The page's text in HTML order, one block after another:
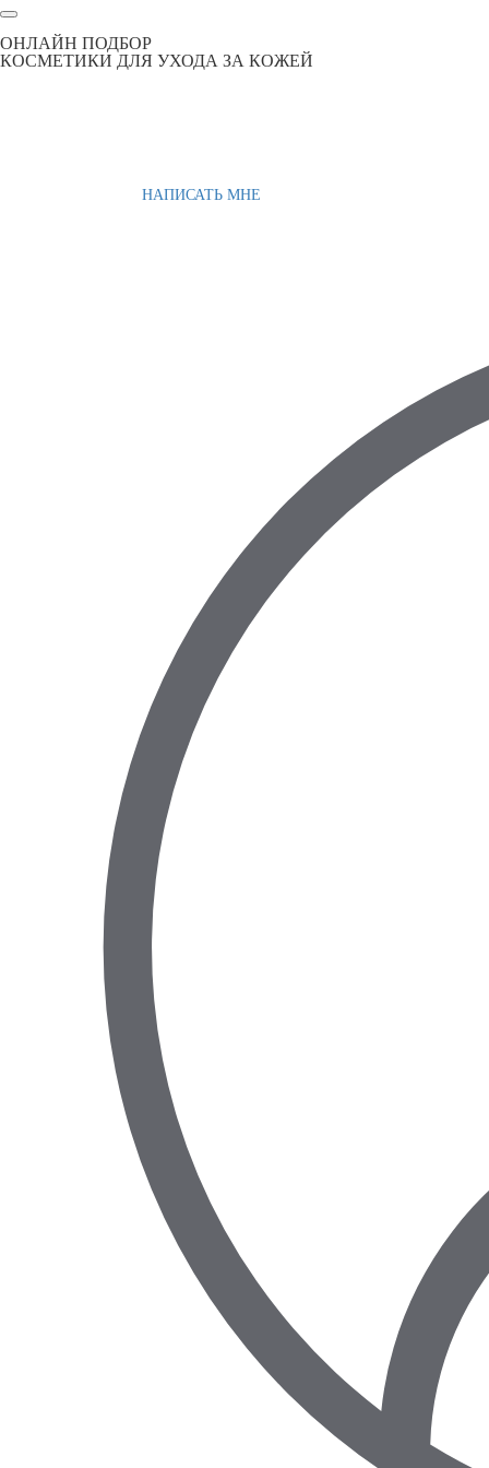
ОНЛАЙН ПОДБОР
КОСМЕТИКИ ДЛЯ УХОДА ЗА КОЖЕЙ
НАПИСАТЬ МНЕ